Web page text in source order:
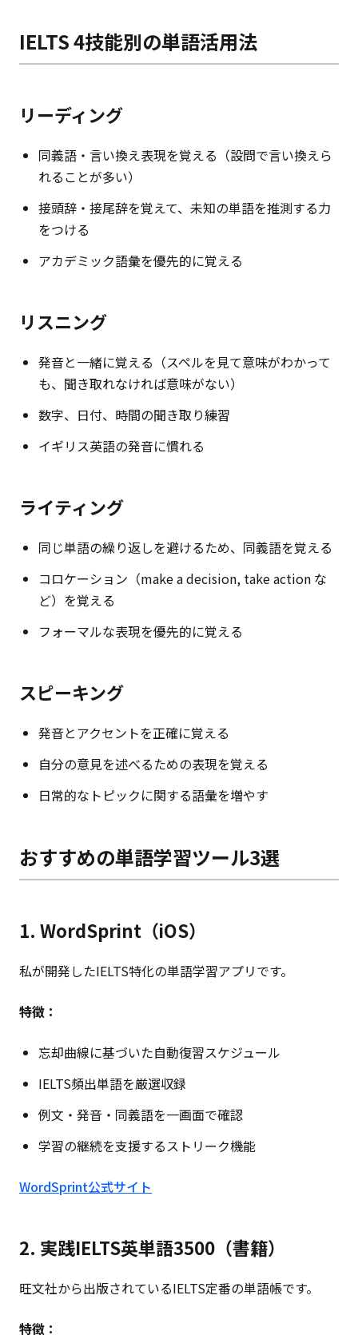
IELTS 4技能別の単語活用法
リーディング
同義語・言い換え表現を覚える（設問で言い換えら
れることが多い）
接頭辞・接尾辞を覚えて、未知の単語を推測する力
をつける
アカデミック語彙を優先的に覚える
リスニング
発音と一緒に覚える（スペルを見て意味がわかって
も、聞き取れなければ意味がない）
数字、日付、時間の聞き取り練習
イギリス英語の発音に慣れる
ライティング
同じ単語の繰り返しを避けるため、同義語を覚える
コロケーション（make a decision, take action な
ど）を覚える
フォーマルな表現を優先的に覚える
スピーキング
発音とアクセントを正確に覚える
自分の意見を述べるための表現を覚える
日常的なトピックに関する語彙を増やす
おすすめの単語学習ツール3選
1. WordSprint（iOS）
私が開発したIELTS特化の単語学習アプリです。
特徴：
忘却曲線に基づいた自動復習スケジュール
IELTS頻出単語を厳選収録
例文・発音・同義語を一画面で確認
学習の継続を支援するストリーク機能
WordSprint公式サイト
2. 実践IELTS英単語3500（書籍）
旺文社から出版されているIELTS定番の単語帳です。
特徴：